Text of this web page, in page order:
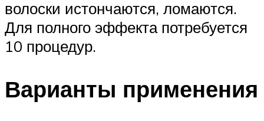
волоски истончаются, ломаются.
Для полного эффекта потребуется
10 процедур.
Варианты применения